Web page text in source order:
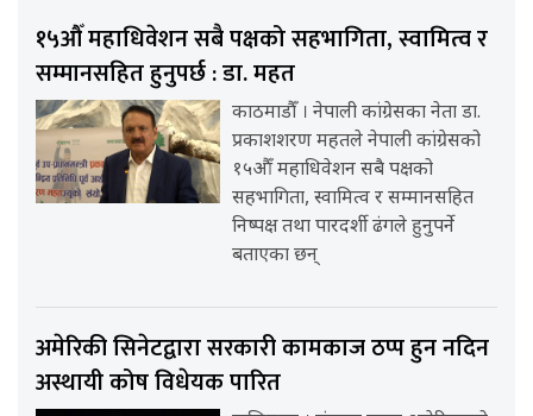
१५औँ महाधिवेशन सबै पक्षको सहभागिता, स्वामित्व र
सम्मानसहित हुनुपर्छ : डा. महत
काठमाडौँ । नेपाली कांग्रेसका नेता डा.
प्रकाशशरण महतले नेपाली कांग्रेसको
१५औँ महाधिवेशन सबै पक्षको
सहभागिता, स्वामित्व र सम्मानसहित
निष्पक्ष तथा पारदर्शी ढंगले हुनुपर्ने
बताएका छन्
अमेरिकी सिनेटद्वारा सरकारी कामकाज ठप्प हुन नदिन
अस्थायी कोष विधेयक पारित